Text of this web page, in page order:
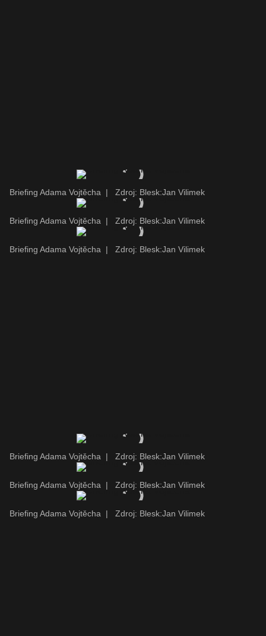
Briefing Adama Vojtěcha | Zdroj: Blesk:Jan Vilimek
Briefing Adama Vojtěcha | Zdroj: Blesk:Jan Vilimek
Briefing Adama Vojtěcha | Zdroj: Blesk:Jan Vilimek
Briefing Adama Vojtěcha | Zdroj: Blesk:Jan Vilimek
Briefing Adama Vojtěcha | Zdroj: Blesk:Jan Vilimek
Briefing Adama Vojtěcha | Zdroj: Blesk:Jan Vilimek